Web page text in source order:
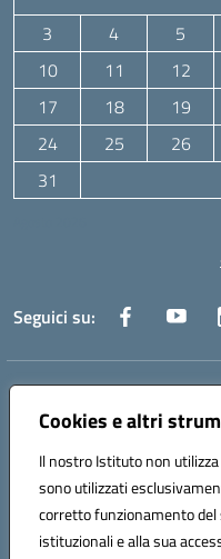
Cookies e altri
Il nostro Istituto non
sono utilizzati
corretto funzionamento
istituzionali e alla sua
3
4 5
10
11 12
17
18 19
24
25 26
31
Seguici su:
Indirizzo:Via Canale 1, Ancona
Centralino:071 204723
Codice fiscale: 93020970427
Codice meccanografico:
Codice unico di fatturazione